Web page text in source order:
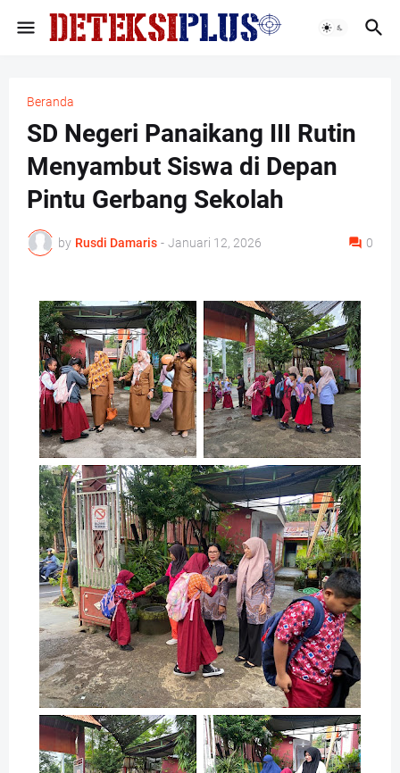
Beranda
SD Negeri Panaikang III Rutin
Menyambut Siswa di Depan
Pintu Gerbang Sekolah
by Rusdi Damaris - Januari 12, 2026 0